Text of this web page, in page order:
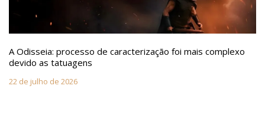
A Odisseia: processo de caracterização foi mais complexo
devido as tatuagens
22 de julho de 2026